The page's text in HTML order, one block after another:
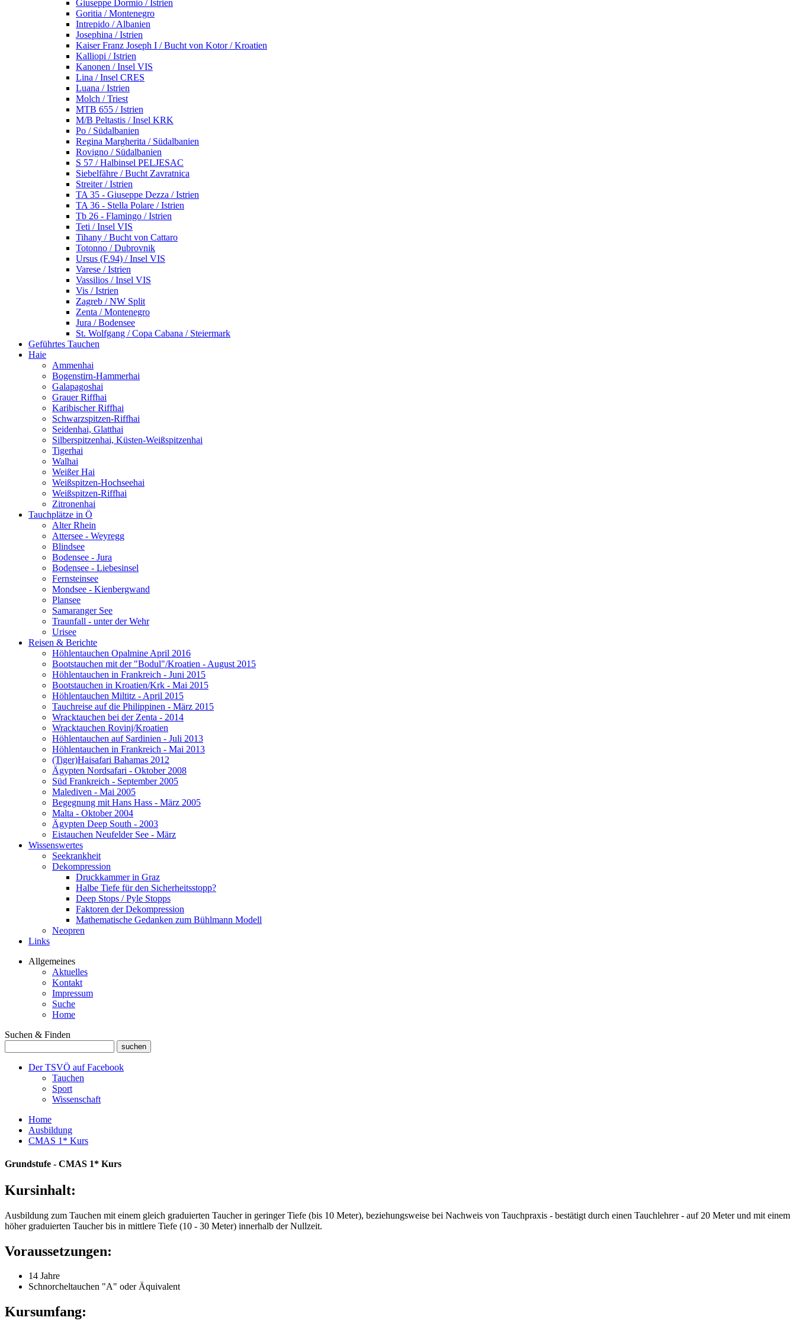
Giuseppe Dormio / Istrien
Goritia / Montenegro
Intrepido / Albanien
Josephina / Istrien
Kaiser Franz Joseph I / Bucht von Kotor / Kroatien
Kalliopi / Istrien
Kanonen / Insel VIS
Lina / Insel CRES
Luana / Istrien
Molch / Triest
MTB 655 / Istrien
M/B Peltastis / Insel KRK
Po / Südalbanien
Regina Margherita / Südalbanien
Rovigno / Südalbanien
S 57 / Halbinsel PELJESAC
Siebelfähre / Bucht Zavratnica
Streiter / Istrien
TA 35 - Giuseppe Dezza / Istrien
TA 36 - Stella Polare / Istrien
Tb 26 - Flamingo / Istrien
Teti / Insel VIS
Tihany / Bucht von Cattaro
Totonno / Dubrovnik
Ursus (F.94) / Insel VIS
Varese / Istrien
Vassilios / Insel VIS
Vis / Istrien
Zagreb / NW Split
Zenta / Montenegro
Jura / Bodensee
St. Wolfgang / Copa Cabana / Steiermark
Geführtes Tauchen
Haie
Ammenhai
Bogenstirn-Hammerhai
Galapagoshai
Grauer Riffhai
Karibischer Riffhai
Schwarzspitzen-Riffhai
Seidenhai, Glatthai
Silberspitzenhai, Küsten-Weißspitzenhai
Tigerhai
Walhai
Weißer Hai
Weißspitzen-Hochseehai
Weißspitzen-Riffhai
Zitronenhai
Tauchplätze in Ö
Alter Rhein
Attersee - Weyregg
Blindsee
Bodensee - Jura
Bodensee - Liebesinsel
Fernsteinsee
Mondsee - Kienbergwand
Plansee
Samaranger See
Traunfall - unter der Wehr
Urisee
Reisen & Berichte
Höhlentauchen Opalmine April 2016
Bootstauchen mit der "Bodul"/Kroatien - August 2015
Höhlentauchen in Frankreich - Juni 2015
Bootstauchen in Kroatien/Krk - Mai 2015
Höhlentauchen Miltitz - April 2015
Tauchreise auf die Philippinen - März 2015
Wracktauchen bei der Zenta - 2014
Wracktauchen Rovinj/Kroatien
Höhlentauchen auf Sardinien - Juli 2013
Höhlentauchen in Frankreich - Mai 2013
(Tiger)Haisafari Bahamas 2012
Ägypten Nordsafari - Oktober 2008
Süd Frankreich - September 2005
Malediven - Mai 2005
Begegnung mit Hans Hass - März 2005
Malta - Oktober 2004
Ägypten Deep South - 2003
Eistauchen Neufelder See - März
Wissenswertes
Seekrankheit
Dekompression
Druckkammer in Graz
Halbe Tiefe für den Sicherheitsstopp?
Deep Stops / Pyle Stopps
Faktoren der Dekompression
Mathematische Gedanken zum Bühlmann Modell
Neopren
Links
Allgemeines
Aktuelles
Kontakt
Impressum
Suche
Home
Suchen & Finden
Der TSVÖ auf Facebook
Tauchen
Sport
Wissenschaft
Home
Ausbildung
CMAS 1* Kurs
Grundstufe - CMAS 1* Kurs
Kursinhalt:
Ausbildung zum Tauchen mit einem gleich graduierten Taucher in geringer Tiefe (bis 10 Meter), beziehungsweise bei Nachweis von Tauchpraxis - bestätigt durch einen Tauchlehrer - auf 20 Meter und mit einem
höher graduierten Taucher bis in mittlere Tiefe (10 - 30 Meter) innerhalb der Nullzeit.
Voraussetzungen:
14 Jahre
Schnorcheltauchen "A" oder Äquivalent
Kursumfang: